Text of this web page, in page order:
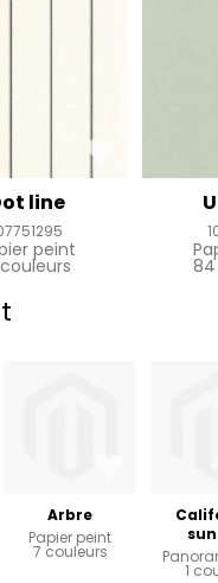
line
peint
Arbre
Papier peint
7 couleurs
1